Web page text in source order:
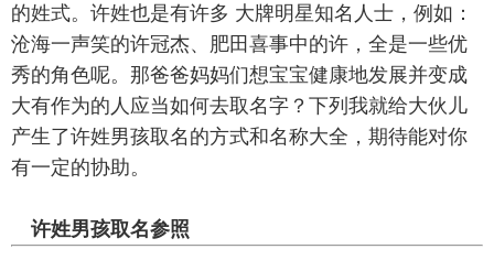
的姓式。许姓也是有许多 大牌明星知名人士，例如：
沧海一声笑的许冠杰、肥田喜事中的许，全是一些优
秀的角色呢。那爸爸妈妈们想宝宝健康地发展并变成
大有作为的人应当如何去取名字？下列我就给大伙儿
产生了许姓男孩取名的方式和名称大全，期待能对你
有一定的协助。
许姓男孩取名参照